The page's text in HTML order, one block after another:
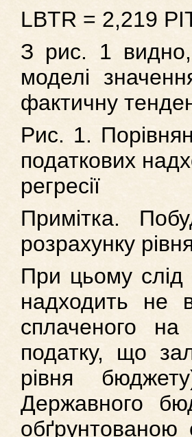
LBTR = 2,219
З рис. 1 видно,
моделі
фактичну
Рис. 1.
податкових
регресії
Примітка.
розрахунку
При цьому слід
надходить
сплаченого на
податку, що
рівня
Державного